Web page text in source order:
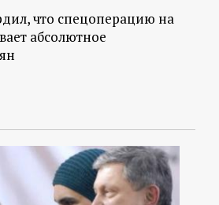
что спецоперацию на
абсолютное